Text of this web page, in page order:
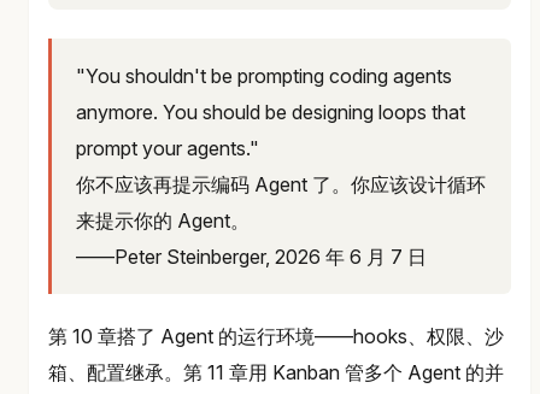
"You shouldn't be prompting coding agents
anymore. You should be designing loops that
prompt your agents."
你不应该再提示编码 Agent 了。你应该设计循环
来提示你的 Agent。
——Peter Steinberger, 2026 年 6 月 7 日
第 10 章搭了 Agent 的运行环境——hooks、权限、沙
箱、配置继承。第 11 章用 Kanban 管多个 Agent 的并